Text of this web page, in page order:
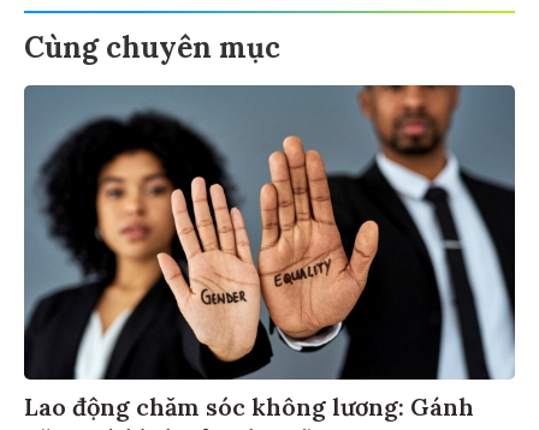
Cùng chuyên mục
Lao động chăm sóc không lương: Gánh